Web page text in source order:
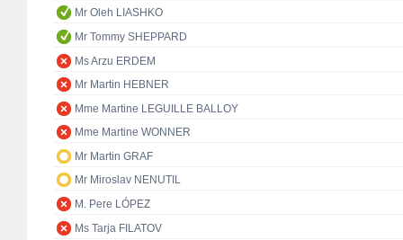
Mr Oleh LIASHKO
Mr Tommy SHEPPARD
Ms Arzu ERDEM
Mr Martin HEBNER
Mme Martine LEGUILLE BALLOY
Mme Martine WONNER
Mr Martin GRAF
Mr Miroslav NENUTIL
M. Pere LÓPEZ
Ms Tarja FILATOV